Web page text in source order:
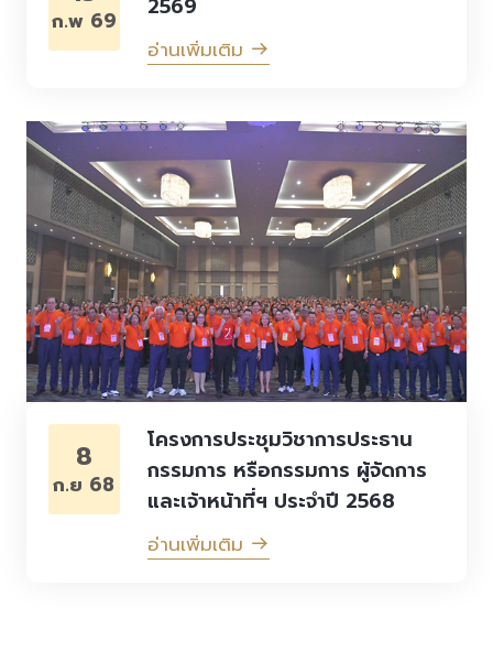
ก.พ 69
2569
อ่านเพิ่มเติม
8
ก.ย 68
โครงการประชุมวิชาการประธาน
กรรมการ หรือกรรมการ ผู้จัดการ
และเจ้าหน้าที่ฯ ประจำปี 2568
อ่านเพิ่มเติม